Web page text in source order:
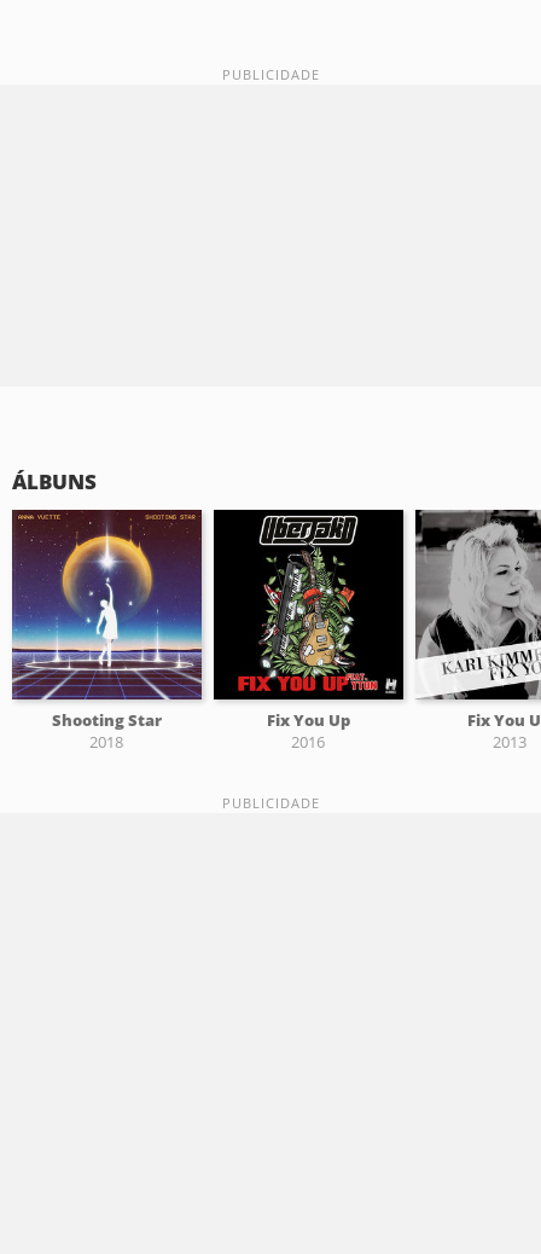
ÁLBUNS
Shooting Star
2018
Fix You Up
2016
Fix You
2013